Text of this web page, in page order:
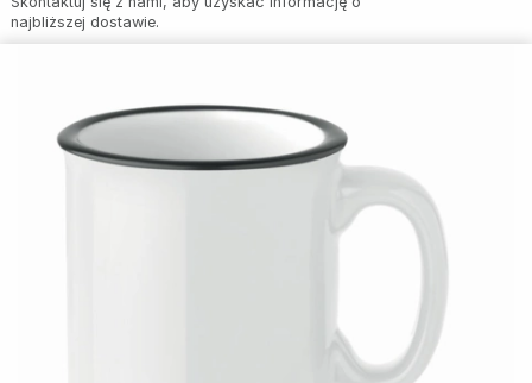
najbliższej dostawie.